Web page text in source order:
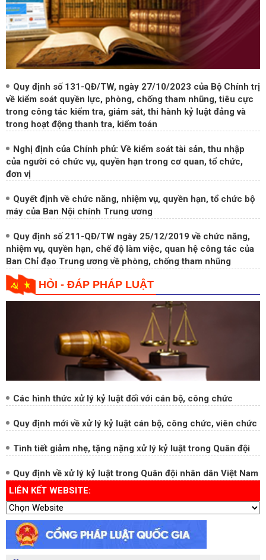
VĂN BẢN NỘI CHÍNH & PCTN
Quy định số 131-QĐ/TW, ngày 27/10/2023 của Bộ Chính trị
về kiểm soát quyền lực, phòng, chống tham nhũng, tiêu cực
trong công tác kiểm tra, giám sát, thi hành kỷ luật đảng và
trong hoạt động thanh tra, kiểm toán
Nghị định của Chính phủ: Về kiểm soát tài sản, thu nhập
của người có chức vụ, quyền hạn trong cơ quan, tổ chức,
đơn vị
Quyết định về chức năng, nhiệm vụ, quyền hạn, tổ chức bộ
máy của Ban Nội chính Trung ương
Quy định số 211-QĐ/TW ngày 25/12/2019 về chức năng,
nhiệm vụ, quyền hạn, chế độ làm việc, quan hệ công tác của
Ban Chỉ đạo Trung ương về phòng, chống tham nhũng
HỎI - ĐÁP PHÁP LUẬT
Các hình thức xử lý kỷ luật đối với cán bộ, công chức
Quy định mới về xử lý kỷ luật cán bộ, công chức, viên chức
Tình tiết giảm nhẹ, tặng nặng xử lý kỷ luật trong Quân đội
Quy định về xử lý kỷ luật trong Quân đội nhân dân Việt Nam
LIÊN KẾT WEBSITE: